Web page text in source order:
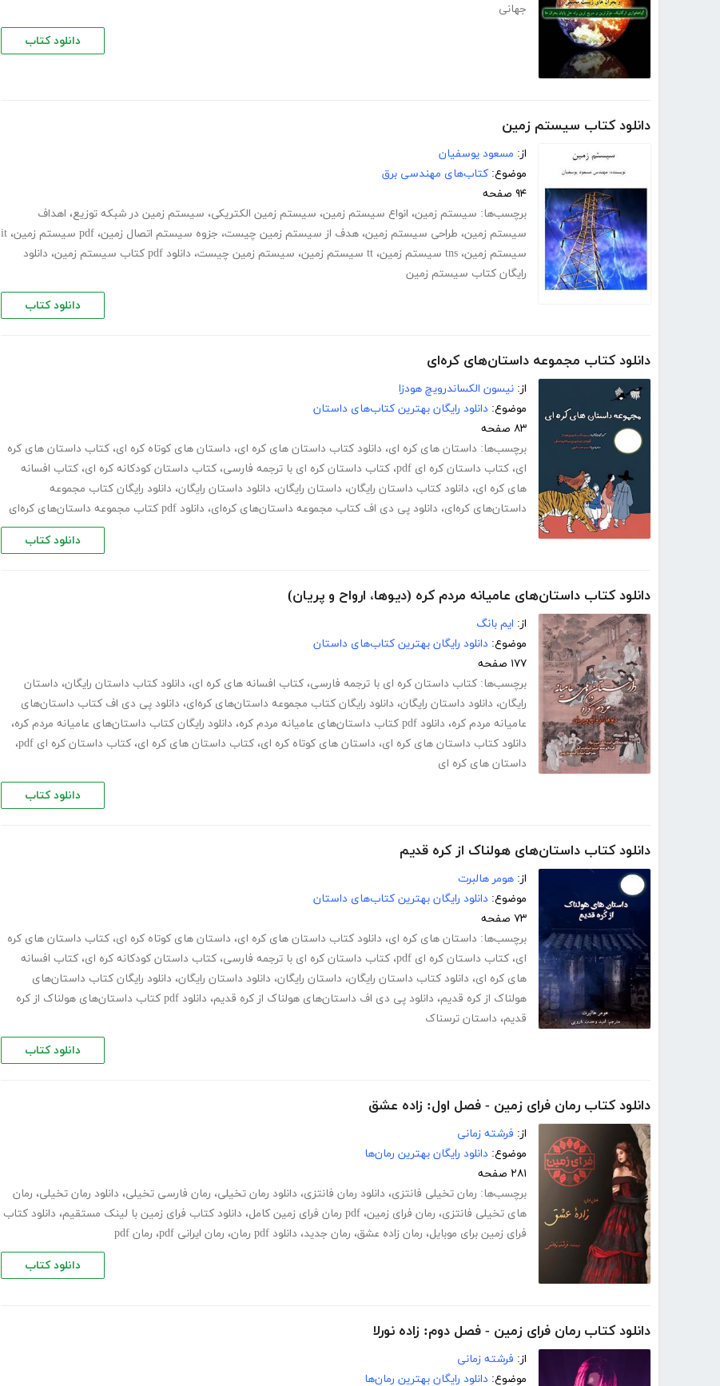
جهانی
دانلود کتاب
دانلود کتاب سیستم زمین
از: مسعود یوسفیان
موضوع: کتاب‌های مهندسی برق
۹۴ صفحه
برچسب‌ها: سیستم زمین، انواع سیستم زمین، سیستم زمین الکتریکی، سیستم زمین در شبکه توزیع، اهداف
سیستم زمین، طراحی سیستم زمین، هدف از سیستم زمین چیست، جزوه سیستم اتصال زمین، pdf سیستم زمین ، it
سیستم زمین، tns سیستم زمین ، tt سیستم زمین ، سیستم زمین چیست، دانلود pdf کتاب سیستم زمین ، دانلود
رایگان کتاب سیستم زمین
دانلود کتاب
دانلود کتاب مجموعه داستان‌های کره‌ای
از: نیسون الکساندرویچ هودزا
موضوع: دانلود رایگان بهترین کتاب‌های داستان
۸۳ صفحه
برچسب‌ها: داستان های کره ای، دانلود کتاب داستان های کره ای، داستان های کوتاه کره ای، کتاب داستان های کره
ای، کتاب داستان کره ای pdf ، کتاب داستان کره ای با ترجمه فارسی، کتاب داستان کودکانه کره ای، کتاب افسانه
های کره ای، دانلود کتاب داستان رایگان، داستان رایگان، دانلود داستان رایگان، دانلود رایگان کتاب مجموعه
داستان‌های کره‌ای، دانلود پی دی اف کتاب مجموعه داستان‌های کره‌ای، دانلود pdf کتاب مجموعه داستان‌های کره‌ای
دانلود کتاب
دانلود کتاب داستان‌های عامیانه مردم کره (دیوها، ارواح و پریان)
از: ایم بانگ
موضوع: دانلود رایگان بهترین کتاب‌های داستان
۱۷۷ صفحه
برچسب‌ها: کتاب داستان کره ای با ترجمه فارسی، کتاب افسانه های کره ای، دانلود کتاب داستان رایگان، داستان
رایگان، دانلود داستان رایگان، دانلود رایگان کتاب مجموعه داستان‌های کره‌ای، دانلود پی دی اف کتاب داستان‌های
عامیانه مردم کره، دانلود pdf کتاب داستان‌های عامیانه مردم کره ، دانلود رایگان کتاب داستان‌های عامیانه مردم کره،
دانلود کتاب داستان های کره ای، داستان های کوتاه کره ای، کتاب داستان های کره ای، کتاب داستان کره ای pdf
،
داستان های کره ای
دانلود کتاب
دانلود کتاب داستان‌های هولناک از کره قدیم
از: هومر هالبرت
موضوع: دانلود رایگان بهترین کتاب‌های داستان
۷۳ صفحه
برچسب‌ها: داستان های کره ای، دانلود کتاب داستان های کره ای، داستان های کوتاه کره ای، کتاب داستان های کره
ای، کتاب داستان کره ای pdf ، کتاب داستان کره ای با ترجمه فارسی، کتاب داستان کودکانه کره ای، کتاب افسانه
های کره ای، دانلود کتاب داستان رایگان، داستان رایگان، دانلود داستان رایگان، دانلود رایگان کتاب داستان‌های
هولناک از کره قدیم، دانلود پی دی اف داستان‌های هولناک از کره قدیم،
دانلود pdf کتاب داستان‌های هولناک از کره
قدیم، داستان ترسناک
دانلود کتاب
دانلود کتاب رمان فرای زمین - فصل اول: زاده عشق
از: فرشته زمانی
موضوع: دانلود رایگان بهترین رمان‌ها
۲۸۱ صفحه
برچسب‌ها: رمان تخیلی فانتزی، دانلود رمان فانتزی، دانلود رمان تخیلی، رمان فارسی تخیلی، دانلود رمان تخیلی، رمان
های تخیلی فانتزی، رمان فرای زمین، pdf رمان فرای زمین کامل ، دانلود کتاب فرای زمین با لینک مستقیم، دانلود کتاب
فرای زمین برای موبایل، رمان زاده عشق، رمان جدید، دانلود pdf رمان ، رمان ایرانی pdf ، رمان pdf
دانلود کتاب
دانلود کتاب رمان فرای زمین - فصل دوم: زاده نورلا
از: فرشته زمانی
موضوع: دانلود رایگان بهترین رمان‌ها